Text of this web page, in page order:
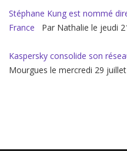
Stéphane Kung est nommé
France
Par Nathalie le jeudi
Kaspersky consolide son
Mourgues le mercredi 29